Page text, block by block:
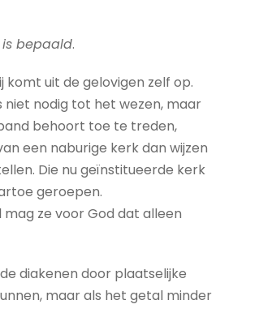
bepaald.
uit de gelovigen zelf op.
niet nodig tot het wezen, maar
behoort toe te treden,
een naburige kerk dan wijzen
Die nu geïnstitueerde kerk
geroepen.
ze voor God dat alleen
diakenen door plaatselijke
maar als het getal minder